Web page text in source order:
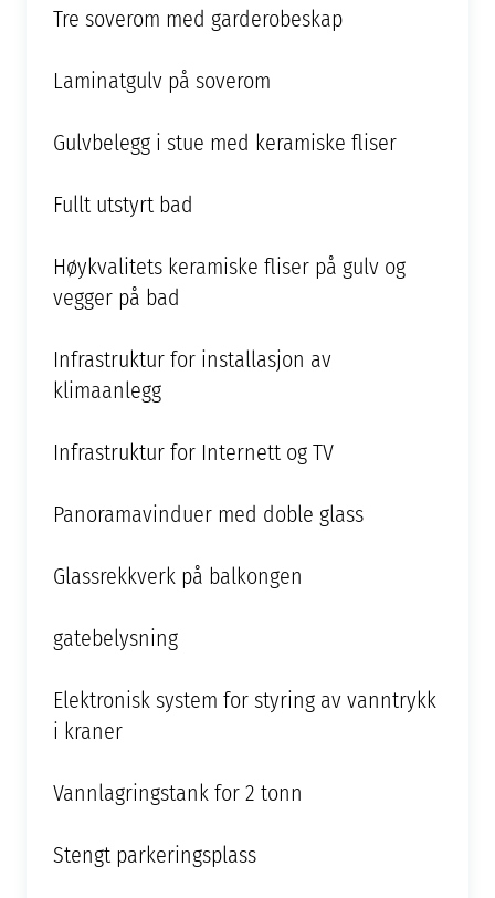
Tre soverom med garderobeskap
Laminatgulv på soverom
Gulvbelegg i stue med keramiske fliser
Fullt utstyrt bad
Høykvalitets keramiske fliser på gulv og
vegger på bad
Infrastruktur for installasjon av
klimaanlegg
Infrastruktur for Internett og TV
Panoramavinduer med doble glass
Glassrekkverk på balkongen
gatebelysning
Elektronisk system for styring av vanntrykk
i kraner
Vannlagringstank for 2 tonn
Stengt parkeringsplass